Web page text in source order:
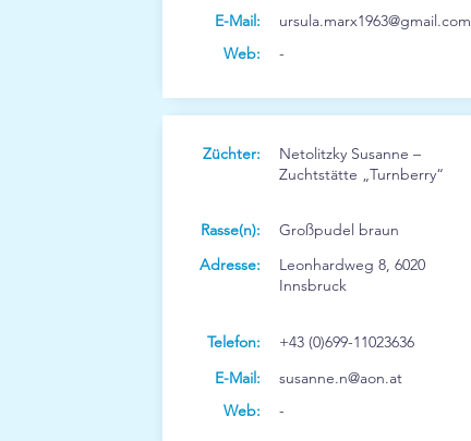
E-Mail:
Web:
ursula.marx1963@gmail.com
-
Züchter:
Netolitzky Susanne –
Zuchtstätte „Turnberry“
Rasse(n):
Adresse:
Großpudel braun
Leonhardweg 8, 6020
Innsbruck
Telefon:
+43 (0)699-11023636
E-Mail:
Web:
susanne.n@aon.at
-